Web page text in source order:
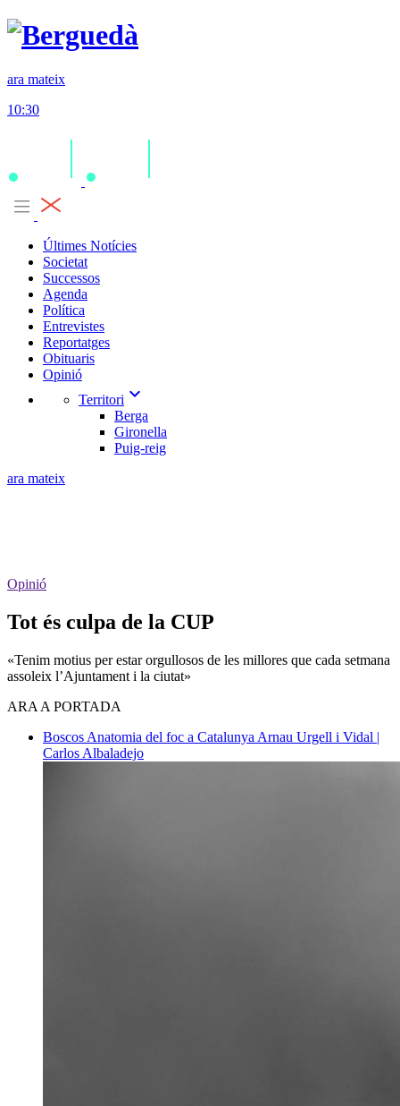
ara mateix
10:30
Últimes Notícies
Societat
Successos
Agenda
Política
Entrevistes
Reportatges
Obituaris
Opinió
Territori expand_more
Berga
Gironella
Puig-reig
ara mateix
Opinió
Tot és culpa de la CUP
«Tenim motius per estar orgullosos de les millores que cada setmana
assoleix l’Ajuntament i la ciutat»
ARA A PORTADA
Boscos Anatomia del foc a Catalunya Arnau Urgell i Vidal |
Carlos Albaladejo